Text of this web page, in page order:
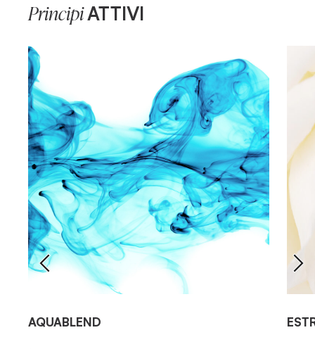
PrincipiATTIVI
AQUABLEND